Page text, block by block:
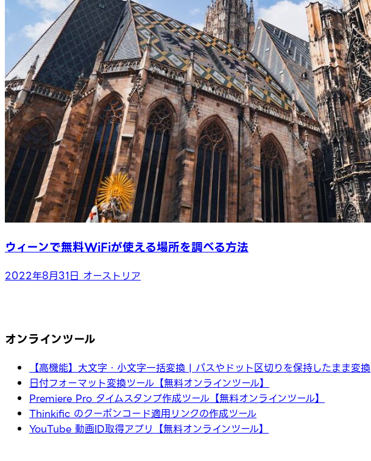
ウィーンで無料WiFiが使える場所を調べる方法
2022年8月31日 オーストリア
オンラインツール
【高機能】大文字・小文字一括変換 | パスやドット区切りを保持したまま変換
日付フォーマット変換ツール【無料オンラインツール】
Premiere Pro タイムスタンプ作成ツール【無料オンラインツール】
Thinkific のクーポンコード適用リンクの作成ツール
YouTube 動画ID取得アプリ【無料オンラインツール】